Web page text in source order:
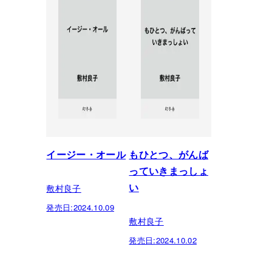
イージー・オール
敷村良子
発売日:2024.10.09
もひとつ、がんば
っていきまっしょ
い
敷村良子
発売日:2024.10.02